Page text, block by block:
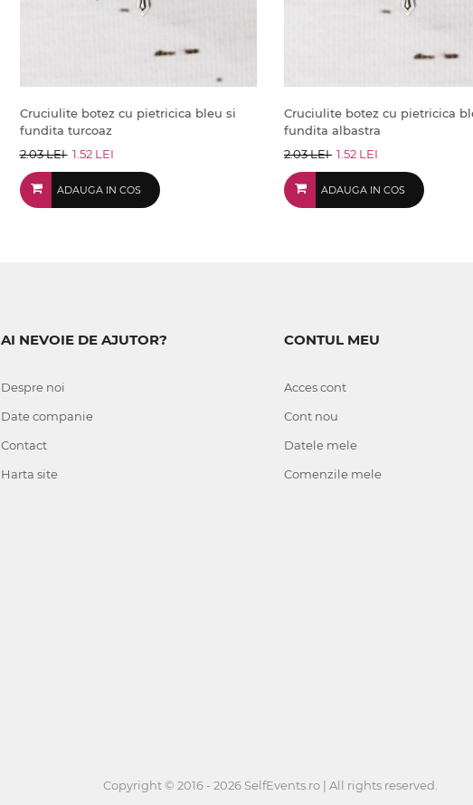
Cruciulite botez cu pietricica bleu si
fundita turcoaz
2.03 LEI 1.52 LEI
ADAUGA IN COS
Cruciulite botez cu pietricica
fundita albastra
2.03 LEI 1.52 LEI
ADAUGA IN COS
AI NEVOIE DE AJUTOR?
Despre noi
Date companie
Contact
Harta site
CONTUL MEU
Acces cont
Cont nou
Datele mele
Comenzile mele
Copyright © 2016 - 2026 SelfEvents.ro | All rights reserved.